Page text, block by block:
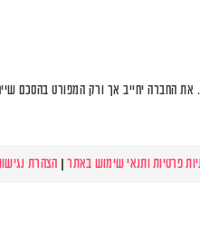
יחייב אך ורק המפורט בהסכם
פרטיות ותנאי שימוש באתר| הצהרת